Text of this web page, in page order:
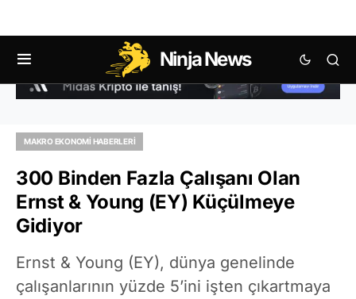
Ninja News
MAKRO EKONOMI HABERLERI
300 Binden Fazla Çalışanı Olan
Ernst & Young (EY) Küçülmeye
Gidiyor
Ernst & Young (EY), dünya genelinde
çalışanlarının yüzde 5’ini işten çıkartmaya